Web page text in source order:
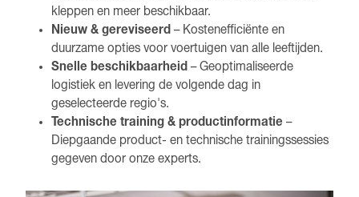
kleppen en meer beschikbaar.
Nieuw & gereviseerd – Kostenefficiënte en
duurzame opties voor voertuigen van alle leeftijden.
Snelle beschikbaarheid – Geoptimaliseerde
logistiek en levering de volgende dag in
geselecteerde regio's.
Technische training & productinformatie –
Diepgaande product- en technische trainingssessies
gegeven door onze experts.